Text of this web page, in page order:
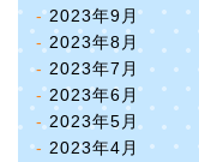
2023年9月
2023年8月
2023年7月
2023年6月
2023年5月
2023年4月